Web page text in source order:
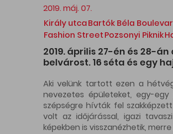
2019. máj. 07.
Király utcaBartók Béla
Fashion StreetPozsonyi Piknik
2019. április 27-én és 28-
belvárost. 16 séta és egy
Aki velünk tartott ezen a
nevezetes épületeket, egy-
szépségre hívták fel
volt az időjárással, igazi
képekben is visszanézhetik,